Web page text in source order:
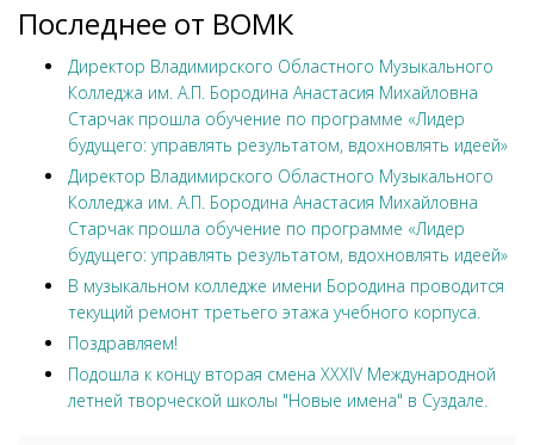
Последнее от ВОМК
Директор Владимирского Областного Музыкального
Колледжа им. А.П. Бородина Анастасия Михайловна
Старчак прошла обучение по программе «Лидер
будущего: управлять результатом, вдохновлять идеей»
Директор Владимирского Областного Музыкального
Колледжа им. А.П. Бородина Анастасия Михайловна
Старчак прошла обучение по программе «Лидер
будущего: управлять результатом, вдохновлять идеей»
В музыкальном колледже имени Бородина проводится
текущий ремонт третьего этажа учебного корпуса.
Поздравляем!
Подошла к концу вторая смена XXXIV Международной
летней творческой школы "Новые имена" в Суздале.